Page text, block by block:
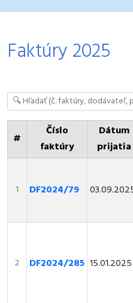
Faktúry 2025
#
Číslo
faktúry
Dátum
prijatia
1 DF2024/79
2 DF2024/285 15.01.2025